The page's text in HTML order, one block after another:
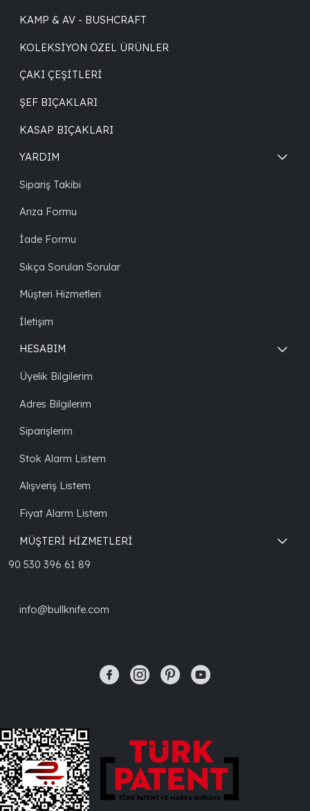
KAMP & AV - BUSHCRAFT
KOLEKSIYON ÖZEL ÜRÜNLER
ÇAKI ÇEŞITLERI
ŞEF BIÇAKLARI
KASAP BIÇAKLARI
YARDIM
Sipariş Takibi
Arıza Formu
İade Formu
Sıkça Sorulan Sorular
Müşteri Hizmetleri
İletişim
HESABIM
Üyelik Bilgilerim
Adres Bilgilerim
Siparişlerim
Stok Alarm Listem
Alışveriş Listem
Fiyat Alarm Listem
MÜŞTERİ HİZMETLERİ
90 530 396 61 89
info@bullknife.com